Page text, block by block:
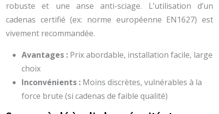
robuste et une anse anti-sciage. L’utilisation d’un
cadenas certifié (ex: norme européenne EN1627) est
vivement recommandée.
Avantages : Prix abordable, installation facile, large
choix
Inconvénients : Moins discrètes, vulnérables à la
force brute (si cadenas de faible qualité)